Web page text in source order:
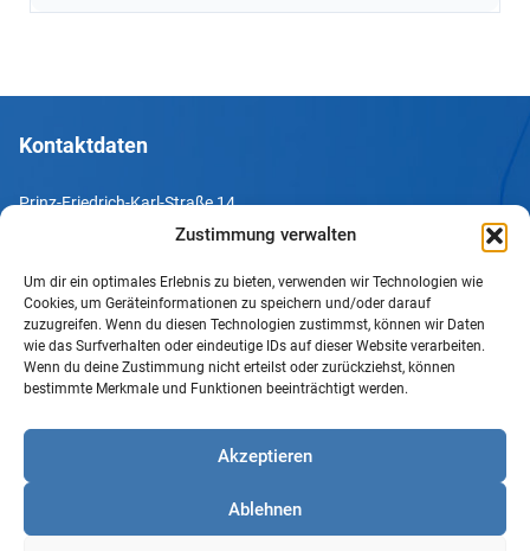
Zustimmung verwalten
Um dir ein optimales Erlebnis zu bieten, verwenden wir Technologien wie
Cookies, um Geräteinformationen zu speichern und/oder darauf
zuzugreifen. Wenn du diesen Technologien zustimmst, können wir Daten
wie das Surfverhalten oder eindeutige IDs auf dieser Website verarbeiten.
Wenn du deine Zustimmung nicht erteilst oder zurückziehst, können
bestimmte Merkmale und Funktionen beeinträchtigt werden.
Akzeptieren
Ablehnen
Kontaktdaten
Prinz-Friedrich-Karl-Straße 14
Tel. +49 231 952052-10
Fax +49 231 952052-60
e-Mail info@uv-do.de
Internet www.uv-do.de
Impressum